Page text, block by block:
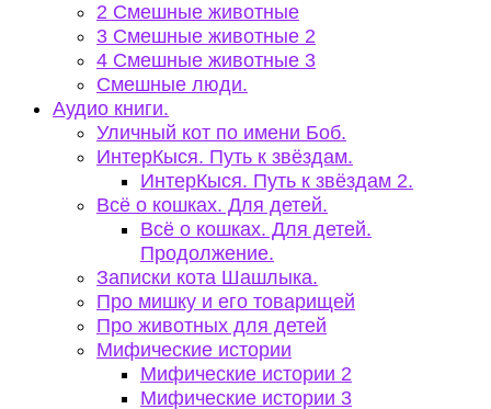
2 Смешные животные
3 Смешные животные 2
4 Смешные животные 3
Смешные люди.
Аудио книги.
Уличный кот по имени Боб.
ИнтерКыся. Путь к звёздам.
ИнтерКыся. Путь к звёздам 2.
Всё о кошках. Для детей.
Всё о кошках. Для детей.
Продолжение.
Записки кота Шашлыка.
Про мишку и его товарищей
Про животных для детей
Мифические истории
Мифические истории 2
Мифические истории 3